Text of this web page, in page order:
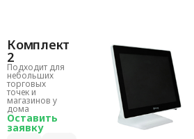
Комплект
2
Подходит для
небольших
торговых
точек и
магазинов у
дома
Оставить
заявку